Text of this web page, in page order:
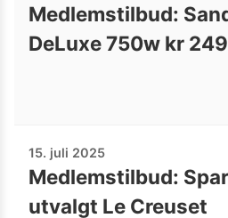
Medlemstilbud:
DeLuxe 750w kr 249
15. juli 2025
Medlemstilbud:
utvalgt Le Creuset